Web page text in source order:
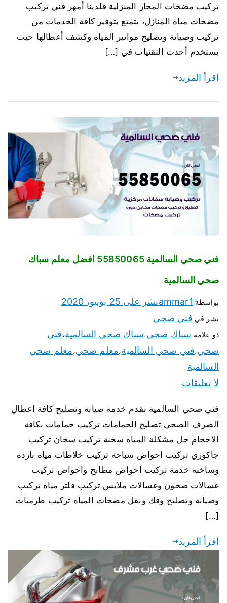
تركيب مضخات المحار المنزلية فلدينا أمهر فني تركيب
مضخات مياه المنازل، يتمتع بتوفير كافة الخدمات من
تركيب وصيانة وتصليح مواتير المياه وكشف أعطالها حيث
يستخدم أحدث التقنيات في […]
اقرأ المزيد
فني صحي السالمية 55850065 افضل معلم سباك
صحي السالمية
بواسطة ammar1نشر على 25 يونيو، 2020
نشر في فني صحي
ذو علامة سباك صحي،سباك صحي السالمية،فني
صحي،فني صحي السالمية،معلم صحي،معلم صحي
السالمية
لا تعليقات
فني صحي السالمية نقدم خدمة صيانة وتصليح كافة اعطال
الصرف الصحي تصليح الحمامات تركيب حمامات بكافة
الاحجام حل مشكلة المياه سخنة تركيب سخان تركيب
جاكوزي تركيب احواض سباحة تركيب خلاطات مياه باردة
وساخنة خدمة تركيب احواض مطابخ واحواض تركيب
غسالات صحون وغسالات ملابس تركيب فلتر مياه تركيب
وصيانة وتصليح وفك ونقل مضخات المياه تركيب طرمبات
[…]
اقرأ المزيد